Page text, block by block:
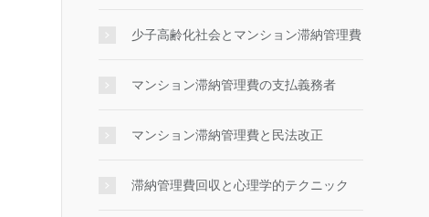
少子高齢化社会とマンション滞納管理費
マンション滞納管理費の支払義務者
マンション滞納管理費と民法改正
滞納管理費回収と心理学的テクニック